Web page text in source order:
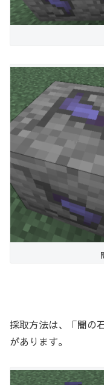
採取方法は、「闇の
があります。